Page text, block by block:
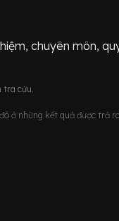
chuyên môn,
tra cứu.
ở những kết quả được trả